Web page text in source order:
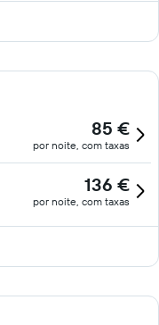
85 €
por noite, com taxas
136 €
por noite, com taxas